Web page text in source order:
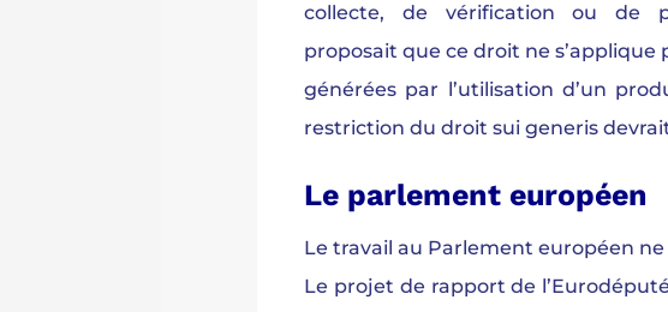
collecte, de vérification ou de
proposait que ce droit ne s’applique
générées par l’utilisation d’un
restriction du droit sui generis
Le parlement européen
Le travail au Parlement européen
Le projet de rapport de